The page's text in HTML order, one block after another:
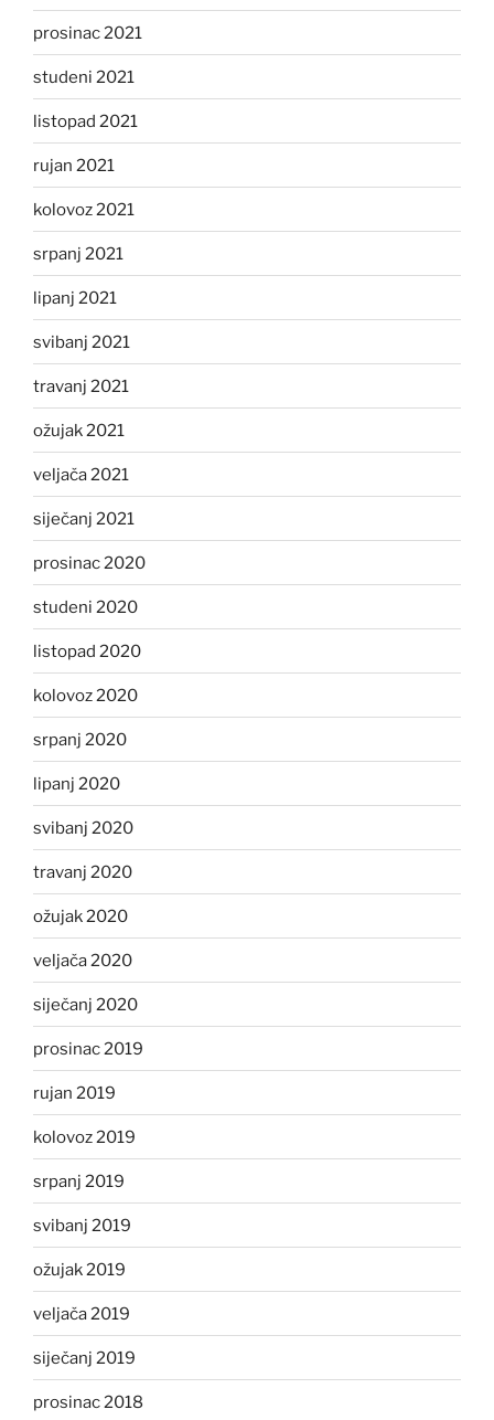
prosinac 2021
studeni 2021
listopad 2021
rujan 2021
kolovoz 2021
srpanj 2021
lipanj 2021
svibanj 2021
travanj 2021
ožujak 2021
veljača 2021
siječanj 2021
prosinac 2020
studeni 2020
listopad 2020
kolovoz 2020
srpanj 2020
lipanj 2020
svibanj 2020
travanj 2020
ožujak 2020
veljača 2020
siječanj 2020
prosinac 2019
rujan 2019
kolovoz 2019
srpanj 2019
svibanj 2019
ožujak 2019
veljača 2019
siječanj 2019
prosinac 2018